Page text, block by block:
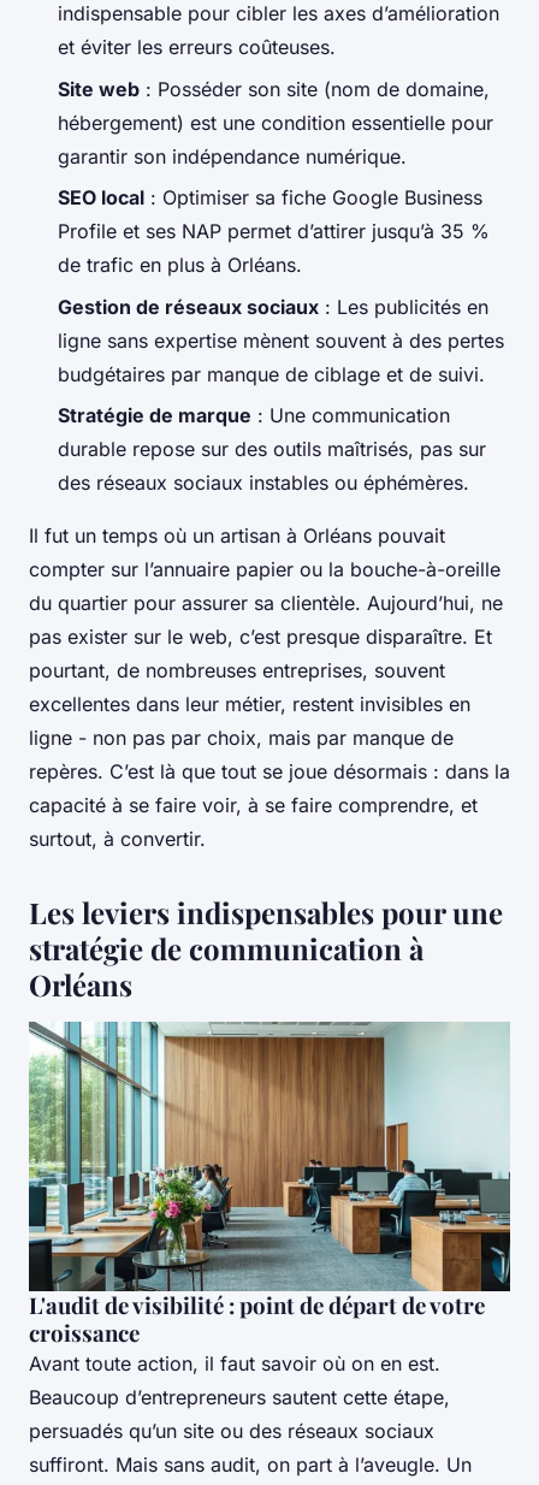
indispensable pour cibler les axes d’amélioration
et éviter les erreurs coûteuses.
Site web : Posséder son site (nom de domaine,
hébergement) est une condition essentielle pour
garantir son indépendance numérique.
SEO local : Optimiser sa fiche Google Business
Profile et ses NAP permet d’attirer jusqu’à 35 %
de trafic en plus à Orléans.
Gestion de réseaux sociaux : Les publicités en
ligne sans expertise mènent souvent à des pertes
budgétaires par manque de ciblage et de suivi.
Stratégie de marque : Une communication
durable repose sur des outils maîtrisés, pas sur
des réseaux sociaux instables ou éphémères.
Il fut un temps où un artisan à Orléans pouvait
compter sur l’annuaire papier ou la bouche-à-oreille
du quartier pour assurer sa clientèle. Aujourd’hui, ne
pas exister sur le web, c’est presque disparaître. Et
pourtant, de nombreuses entreprises, souvent
excellentes dans leur métier, restent invisibles en
ligne - non pas par choix, mais par manque de
repères. C’est là que tout se joue désormais : dans la
capacité à se faire voir, à se faire comprendre, et
surtout, à convertir.
Les leviers indispensables pour une
stratégie de communication à
Orléans
L'audit de visibilité : point de départ de votre
croissance
Avant toute action, il faut savoir où on en est.
Beaucoup d’entrepreneurs sautent cette étape,
persuadés qu’un site ou des réseaux sociaux
suffiront. Mais sans audit, on part à l’aveugle. Un